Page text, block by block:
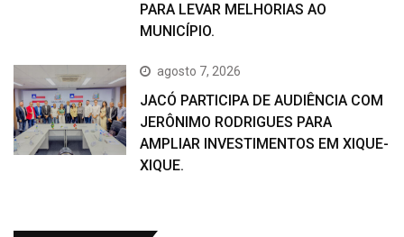
PARA LEVAR MELHORIAS AO
MUNICÍPIO.
agosto 7, 2026
JACÓ PARTICIPA DE AUDIÊNCIA COM
JERÔNIMO RODRIGUES PARA
AMPLIAR INVESTIMENTOS EM XIQUE-
XIQUE.